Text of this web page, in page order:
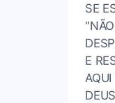
SE
E